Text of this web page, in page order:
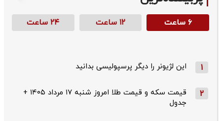
۶ ساعت ۱۲ ساعت ۲۴ ساعت
1 این لژیونر را دیگر پرسپولیسی بدانید
2
قیمت سکه و قیمت طلا امروز شنبه ۱۷ مرداد ۱۴۰۵ +
جدول